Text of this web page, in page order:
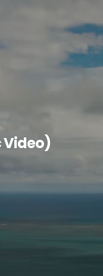
Video)